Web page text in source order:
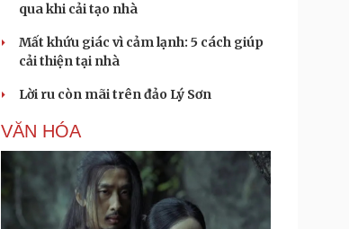
qua khi cải tạo nhà
Mất khứu giác vì cảm lạnh: 5 cách giúp
cải thiện tại nhà
Lời ru còn mãi trên đảo Lý Sơn
VĂN HÓA